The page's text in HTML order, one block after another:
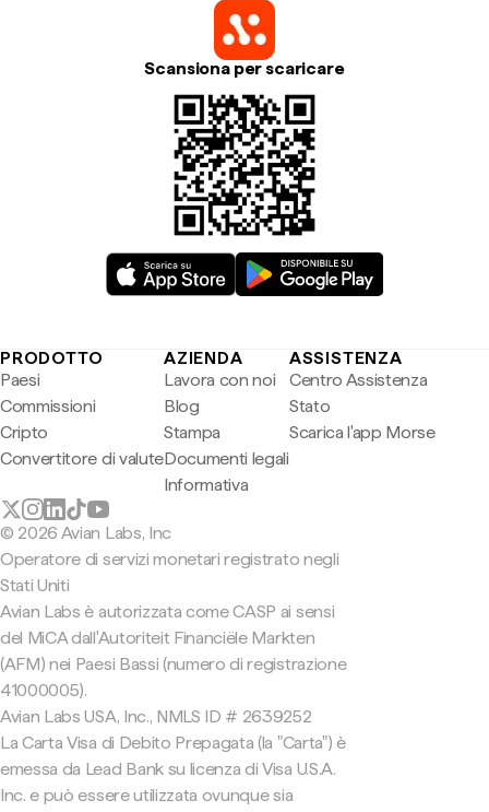
Scansiona per scaricare
PRODOTTO
Paesi
Commissioni
Cripto
Convertitore di valute
AZIENDA
Lavora con noi
Blog
Stampa
Documenti legali
Informativa
ASSISTENZA
Centro Assistenza
Stato
Scarica l'app Morse
© 2026 Avian Labs, Inc
Operatore di servizi monetari registrato negli
Stati Uniti
Avian Labs è autorizzata come CASP ai sensi
del MiCA dall'Autoriteit Financiële Markten
(AFM) nei Paesi Bassi (numero di registrazione
41000005).
Avian Labs USA, Inc., NMLS ID # 2639252
La Carta Visa di Debito Prepagata (la "Carta") è
emessa da Lead Bank su licenza di Visa U.S.A.
Inc. e può essere utilizzata ovunque sia